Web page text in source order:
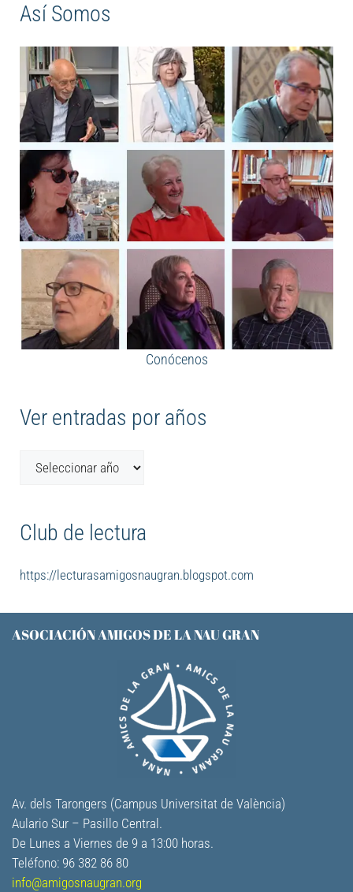
Así Somos
Conócenos
Ver entradas por años
Club de lectura
https://lecturasamigosnaugran.blogspot.com
ASOCIACIÓN AMIGOS DE LA NAU GRAN
Av. dels Tarongers (Campus Universitat de València)
Aulario Sur – Pasillo Central.
De Lunes a Viernes de 9 a 13:00 horas.
Teléfono: 96 382 86 80
info@amigosnaugran.org